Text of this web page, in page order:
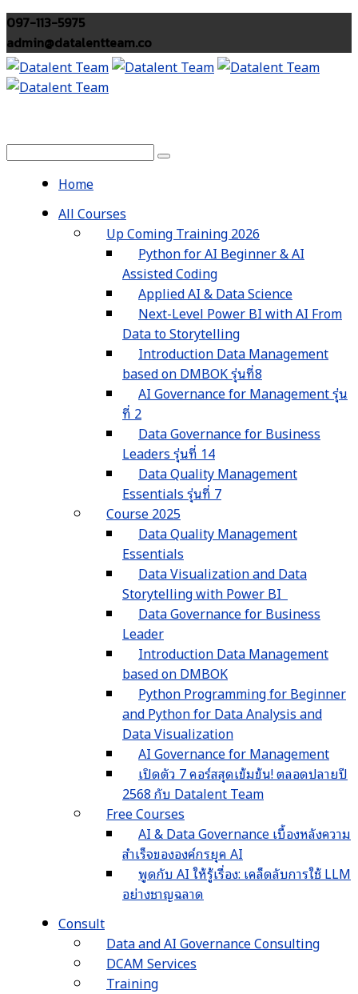
097-113-5975
admin@datalentteam.co
Home
All Courses
Up Coming Training 2026
Python for AI Beginner & AI
Assisted Coding
Applied AI & Data Science
Next-Level Power BI with AI From
Data to Storytelling
Introduction Data Management
based on DMBOK รุ่นที่8
AI Governance for Management รุ่น
ที่ 2
Data Governance for Business
Leaders รุ่นที่ 14
Data Quality Management
Essentials รุ่นที่ 7
Course 2025
Data Quality Management
Essentials
Data Visualization and Data
Storytelling with Power BI
Data Governance for Business
Leader
Introduction Data Management
based on DMBOK
Python Programming for Beginner
and Python for Data Analysis and
Data Visualization
AI Governance for Management
เปิดตัว 7 คอร์สสุดเข้มข้น! ตลอดปลายปี
2568 กับ Datalent Team
Free Courses
AI & Data Governance เบื้องหลังความ
สำเร็จขององค์กรยุค AI
พูดกับ AI ให้รู้เรื่อง: เคล็ดลับการใช้ LLM
อย่างชาญฉลาด
Consult
Data and AI Governance Consulting
DCAM Services
Training